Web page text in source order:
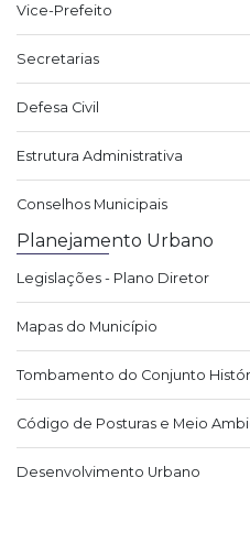
Vice-Prefeito
Secretarias
Defesa Civil
Estrutura Administrativa
Conselhos Municipais
Planejamento Urbano
Legislações - Plano Diretor
Mapas do Município
Tombamento do Conjunto
Código de Posturas e Meio
Desenvolvimento Urbano